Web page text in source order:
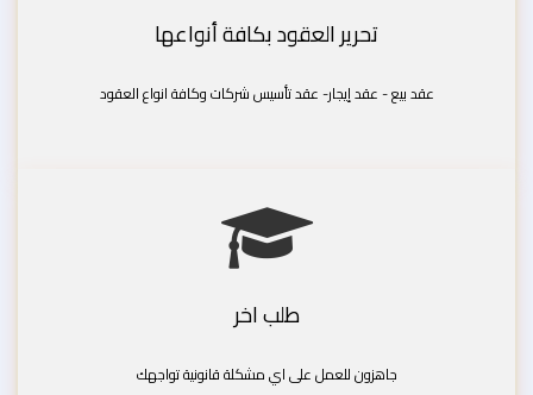
تحرير العقود بكافة أنواعها
عقد بيع - عقد إيجار- عقد تأسيس شركات وكافة انواع العقود
طلب اخر
جاهزون للعمل على اي مشكلة قانونية تواجهك